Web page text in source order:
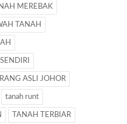
MEREBAK
TANAH
ASLI JOHOR
tanah runt
TANAH TERBIAR